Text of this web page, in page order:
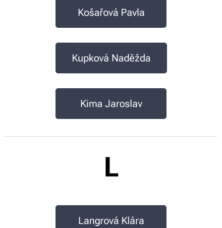
Košařová Pavla
Kupková Naděžda
Kima Jaroslav
L
Langrová Klára